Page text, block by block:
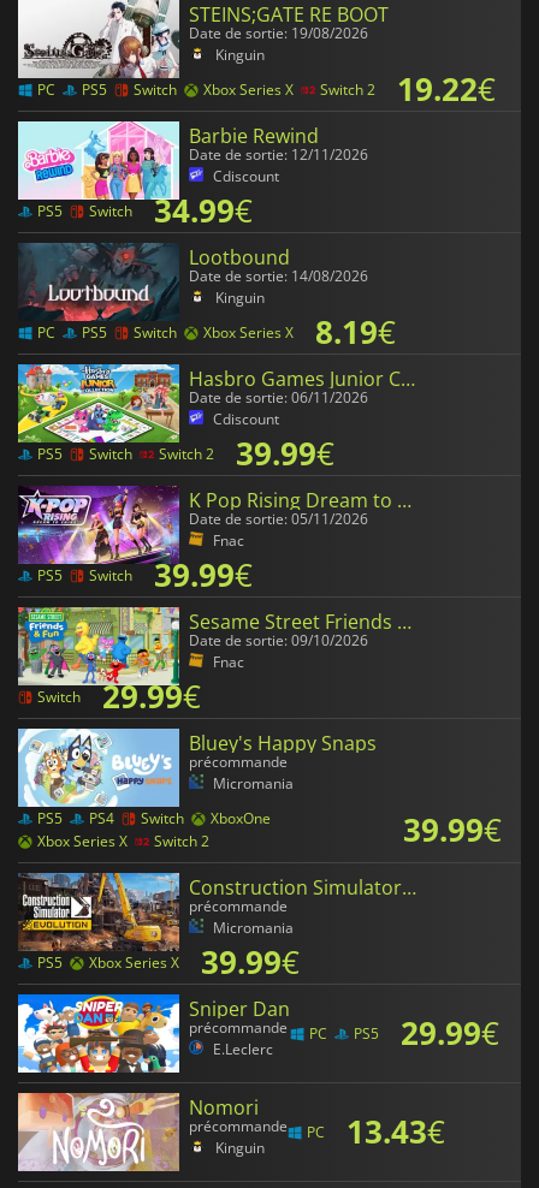
STEINS;GATE RE BOOT
Date de sortie: 19/08/2026
Kinguin
PC
PS5 Switch Xbox Series X Switch 2 19.22€
Barbie Rewind
Date de sortie: 12/11/2026
Cdiscount
PS5
Switch 34.99€
Lootbound
Date de sortie: 14/08/2026
Kinguin
PC
PS5 Switch Xbox Series X 8.19€
Hasbro Games Junior Collection
Date de sortie: 06/11/2026
Cdiscount
PS5
Switch Switch 2 39.99€
K Pop Rising Dream to Shine
Date de sortie: 05/11/2026
Fnac
PS5
Switch 39.99€
Sesame Street Friends & Fun
Date de sortie: 09/10/2026
Fnac
Switch
29.99€
Bluey's Happy Snaps
précommande
Micromania
PS5
PS4 Switch
XboxOne
Xbox Series X
Switch 2 39.99€
Construction Simulator Evolution
précommande
Micromania
PS5
Xbox Series X 39.99€
Sniper Dan
précommande
E.Leclerc
PC PS5 29.99€
Nomori
précommande
Kinguin
PC 13.43€